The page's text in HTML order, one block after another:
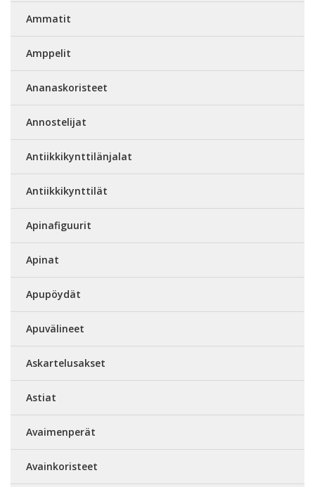
Ammatit
Amppelit
Ananaskoristeet
Annostelijat
Antiikkikynttilänjalat
Antiikkikynttilät
Apinafiguurit
Apinat
Apupöydät
Apuvälineet
Askartelusakset
Astiat
Avaimenperät
Avainkoristeet